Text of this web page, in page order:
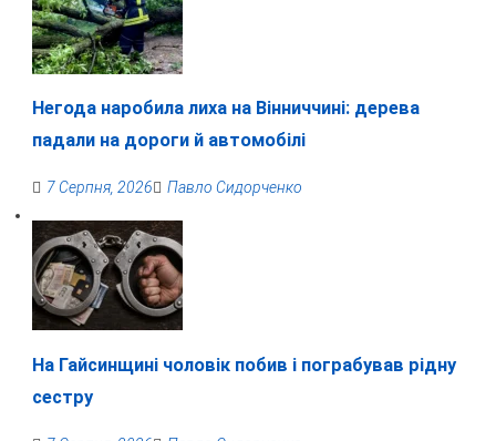
Негода наробила лиха на Вінниччині: дерева
падали на дороги й автомобілі
7 Серпня, 2026 Павло Сидорченко
На Гайсинщині чоловік побив і пограбував рідну
сестру